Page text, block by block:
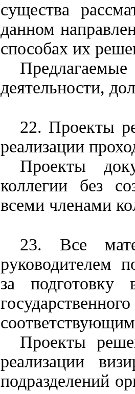
существа
данном
способах их
деятельности,
22. Проекты
реализации
Проекты
коллегии без
всеми членами
23. Все
руководителем
за подготовку
Проекты
реализации
подразделений